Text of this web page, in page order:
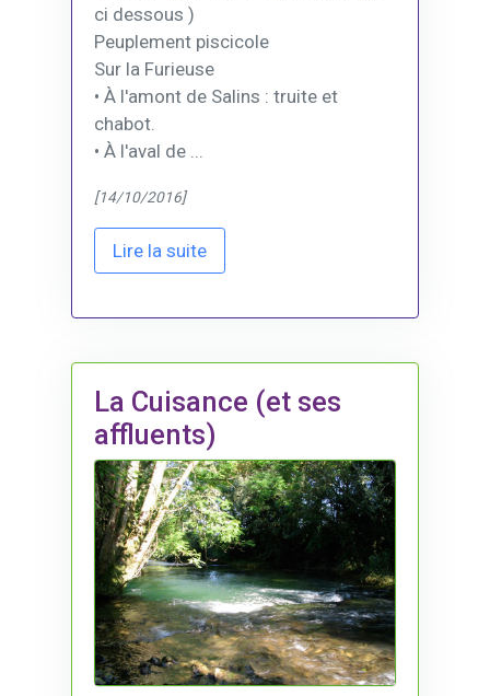
ci dessous )
Peuplement piscicole
Sur la Furieuse
• À l'amont de Salins : truite et
chabot.
• À l'aval de ...
[14/10/2016]
Lire la suite
La Cuisance (et ses
affluents)